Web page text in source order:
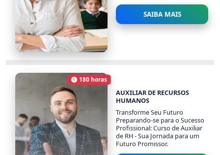
ADMINISTRAÇÃO
ESCOLAR
2035 alunos
SAIBA MAIS
180 horas
Carga Horária
AUXILIAR DE RECURSOS
HUMANOS
Transforme Seu Futuro
Preparando-se para o Sucesso
Profissional: Curso de Auxiliar
de RH - Sua Jornada para um
Futuro Promissor.